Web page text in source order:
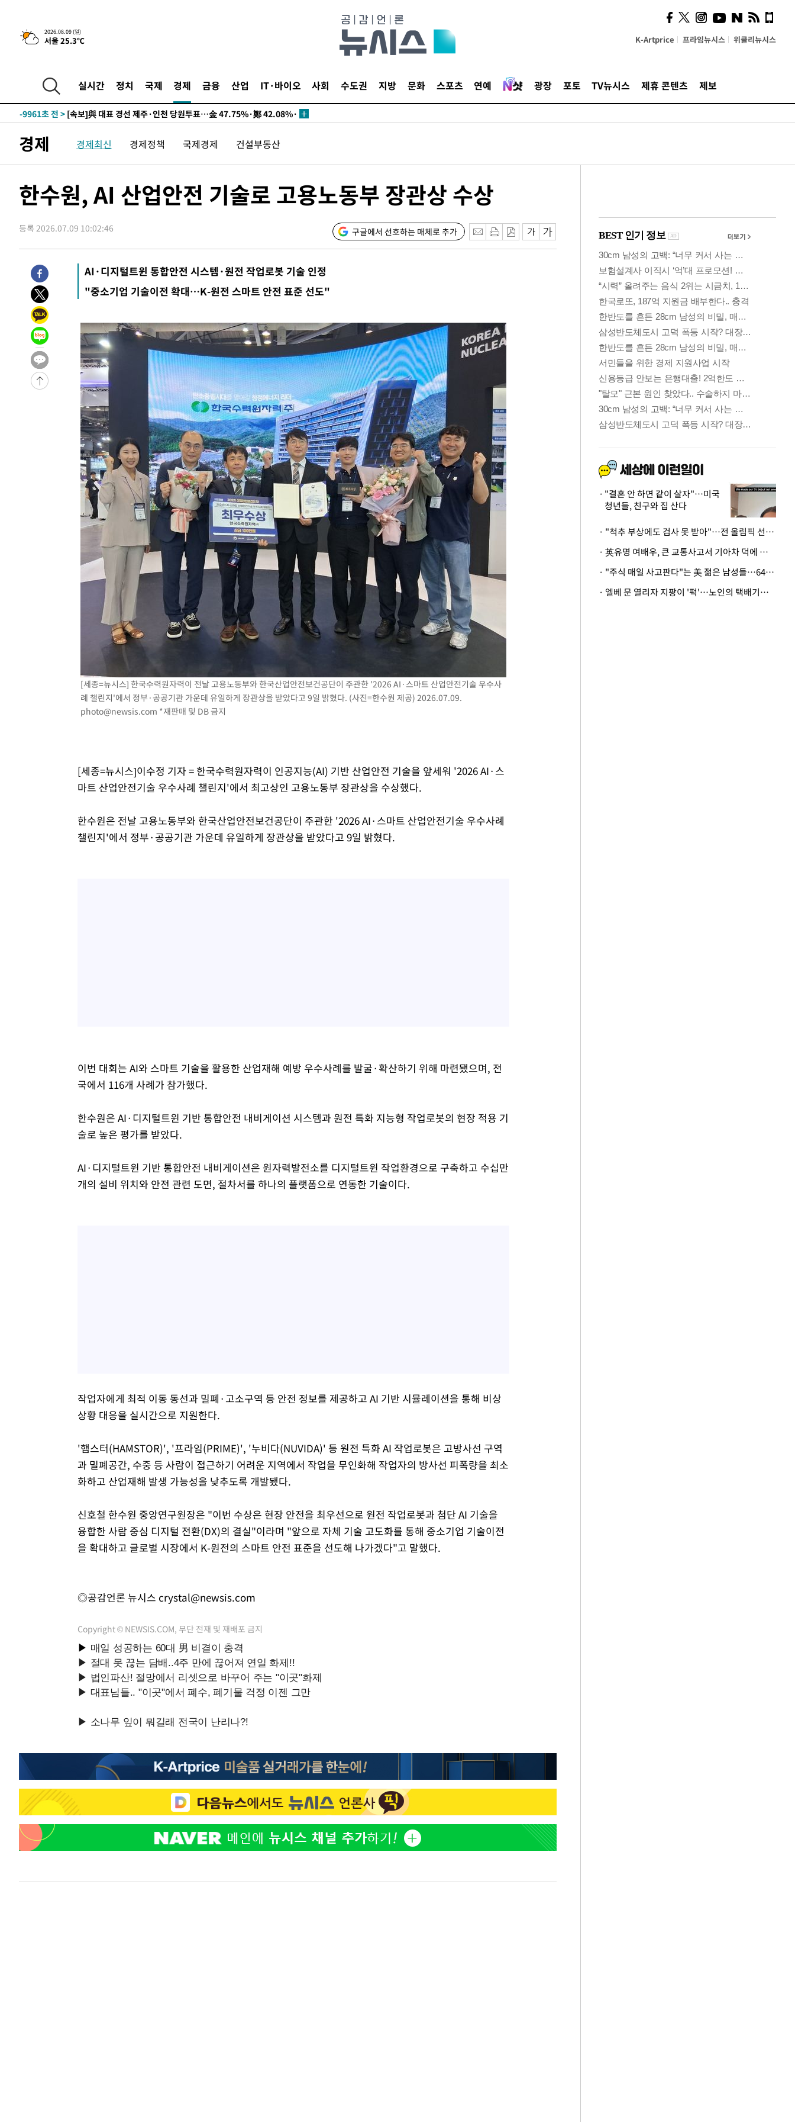
2026.08.09 (일)
서울 25.3℃ K-Artprice 프라임뉴시스 위클리뉴시스
실시간 정치 국제 경제 금융 산업 IT·바이오 사회 수도권 지방 문화 스포츠 연예 광장 포토 TV뉴시스 제휴 콘텐츠 제보
11시간 전 > [속보]뉴욕증시 상승 마감…S&P 0.6% 나스닥 1.3%↑
-10726초 전 >
[속보]與최고위원 제주·인천 순회경선…박선원·최민희·서미화·
한민수·김용 순
-10679초 전 >
청래 44.56%
-9961초 전 > [속보]與 대표 경선 제주·인천 당원투표…金 47.75%·鄭 42.08%·
-9430초 전 >
[속보]與 당대표 경선, 제주·인천 권리당원 투표 김민석 승리
-3204초 전 >낮 최고 35도 '무더위'…동해안 시간당 30㎜ '강한 비'[내일날씨]
레티코 이적"
-2256초 전 >수도권 40도 육박 '펄펄'…동해안 일부 지역엔 호의주의보
1시간 전 >강릉에 시간당 81.4㎜ 물폭탄…도로 잠기고 담벼락 붕괴
2시간 전 >백운산서 80년근 천종산삼 9뿌리 발견…감정가 1.3억원
3시간 전 >
선재도서 해루질 나섰다 실종 60대, 닷새 만에 숨진 채 발견
3시간 전 >
남자 농구, 나고야 아시안게임서 '홈팀' 일본과 한일전
3시간 전 >
여수 오동도 해상서 모터보트 전복…1명 사망·1명 실종
4시간 전 >
날씨]
5시간 전 >
축구협회 "압수수색·성접대 논란 사과…쇄신의 기회로 삼겠다"
6시간 전 >
[속보]'압수수색·성접대 논란' 축구협회 "실망과 걱정 안겨드려 죄송"
9시간 전 >
'최고 37도' 폭염 지속…강원동해안 최대 150㎜ 비
11시간 전 >
[속보]뉴욕증시 상승 마감…S&P 0.6% 나스닥 1.3%↑
이란 "호르무즈 재개방 합의 근접…美 배상 선행돼야"
[속보]與최고위원 제주·인천 순회경선…박선원·최민희·서미화·
[속보]김민석, 與 전대 당원투표 누적 득표율 45.42%로 1위… 정
[속보]與 대표 경선 제주·인천 당원투표…金 47.75%·鄭 42.08%·
이강인 "아틀레티코 이적 기뻐…등번호 7번 의미보단 팀 위해 뛸 것"
[속보]與 당대표 경선, 제주·인천 권리당원 투표 김민석 승리
낮 최고 35도 '무더위'…동해안 시간당 30㎜ '강한 비'[내일날씨]
[속보]이강인 "감독님이 원하는 마음 느꼈고, 많은 트로피 원해 아틀
수도권 40도 육박 '펄펄'…동해안 일부 지역엔 호의주의보
온열질환 사망자 3명 늘어…누적 환자 3000명 돌파
강릉에 시간당 81.4㎜ 물폭탄…도로 잠기고 담벼락 붕괴
백운산서 80년근 천종산삼 9뿌리 발견…감정가 1.3억원
선재도서 해루질 나섰다 실종 60대, 닷새 만에 숨진 채 발견
남자 농구, 나고야 아시안게임서 '홈팀' 일본과 한일전
여수 오동도 해상서 모터보트 전복…1명 사망·1명 실종
극한폭염 한풀 꺾이지만…'낮 최고 35도' 무더위, 열대야 계속[다음주
축구협회 "압수수색·성접대 논란 사과…쇄신의 기회로 삼겠다"
[속보]'압수수색·성접대 논란' 축구협회 "실망과 걱정 안겨드려 죄송"
'최고 37도' 폭염 지속…강원동해안 최대 150㎜ 비
[속보]뉴욕증시 상승 마감…S&P 0.6% 나스닥 1.3%↑
경제 경제최신 경제정책 국제경제 건설부동산
한수원, AI 산업안전 기술로 고용노동부 장관상 수상
등록 2026.07.09 10:02:46 구글에서 선호하는 매체로 추가
AI·디지털트윈 통합안전 시스템·원전 작업로봇 기술 인정
"중소기업 기술이전 확대…K-원전 스마트 안전 표준 선도"
[세종=뉴시스] 한국수력원자력이 전날 고용노동부와 한국산업안전보건공단이 주관한 '2026 AI·스마트 산업안전기술 우수사
례 챌린지'에서 정부·공공기관 가운데 유일하게 장관상을 받았다고 9일 밝혔다. (사진=한수원 제공) 2026.07.09.
photo@newsis.com *재판매 및 DB 금지
[세종=뉴시스]이수정 기자 = 한국수력원자력이 인공지능(AI) 기반 산업안전 기술을 앞세워 '2026 AI·스
마트 산업안전기술 우수사례 챌린지'에서 최고상인 고용노동부 장관상을 수상했다.
한수원은 전날 고용노동부와 한국산업안전보건공단이 주관한 '2026 AI·스마트 산업안전기술 우수사례
챌린지'에서 정부·공공기관 가운데 유일하게 장관상을 받았다고 9일 밝혔다.
이번 대회는 AI와 스마트 기술을 활용한 산업재해 예방 우수사례를 발굴·확산하기 위해 마련됐으며, 전
국에서 116개 사례가 참가했다.
한수원은 AI·디지털트윈 기반 통합안전 내비게이션 시스템과 원전 특화 지능형 작업로봇의 현장 적용 기
술로 높은 평가를 받았다.
AI·디지털트윈 기반 통합안전 내비게이션은 원자력발전소를 디지털트윈 작업환경으로 구축하고 수십만
개의 설비 위치와 안전 관련 도면, 절차서를 하나의 플랫폼으로 연동한 기술이다.
작업자에게 최적 이동 동선과 밀폐·고소구역 등 안전 정보를 제공하고 AI 기반 시뮬레이션을 통해 비상
상황 대응을 실시간으로 지원한다.
'햄스터(HAMSTOR)', '프라임(PRIME)', '누비다(NUVIDA)' 등 원전 특화 AI 작업로봇은 고방사선 구역
과 밀폐공간, 수중 등 사람이 접근하기 어려운 지역에서 작업을 무인화해 작업자의 방사선 피폭량을 최소
화하고 산업재해 발생 가능성을 낮추도록 개발됐다.
신호철 한수원 중앙연구원장은 "이번 수상은 현장 안전을 최우선으로 원전 작업로봇과 첨단 AI 기술을
융합한 사람 중심 디지털 전환(DX)의 결실"이라며 "앞으로 자체 기술 고도화를 통해 중소기업 기술이전
을 확대하고 글로벌 시장에서 K-원전의 스마트 안전 표준을 선도해 나가겠다"고 말했다.
◎공감언론 뉴시스 crystal@newsis.com
Copyright © NEWSIS.COM, 무단 전재 및 재배포 금지
사이 해답 찾았죠"…알을
깨고 나온 '초자아'
"결혼 안 하면 같이 살자"…미국
청년들, 친구와 집 산다
· "척추 부상에도 검사 못 받아"…전 올림픽 선수, 美봅슬레이협회 상대 소송
· 英유명 여배우, 큰 교통사고서 기아차 덕에 살았다
· "주식 매일 사고판다"는 美 젊은 남성들…64%가 "나는 인생의 패배자“
· 엘베 문 열리자 지팡이 '퍽'…노인의 택배기사 폭행 이유